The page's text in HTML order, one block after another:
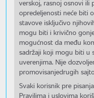
verskoj, rasnoj osnovi ili
opredeljenosti neće biti
stavove isključivo
mogu biti i krivično
mogućnost da među
sadržaji koji mogu biti u
uverenjima. Nije
promovisanjedrugih
Svaki korisnik pre
Pravilima i uslovima